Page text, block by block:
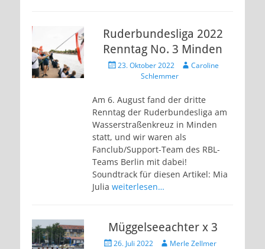
Ruderbundesliga 2022
Renntag No. 3 Minden
Veröffentlicht
23. Oktober 2022 AutorCaroline
Schlemmer
Am 6. August fand der dritte
Renntag der Ruderbundesliga am
Wasserstraßenkreuz in Minden
statt, und wir waren als
Fanclub/Support-Team des RBL-
Teams Berlin mit dabei!
Soundtrack für diesen Artikel: Mia
Julia weiterlesen…
Müggelseeachter x 3
Veröffentlicht
26. Juli 2022 AutorMerle Zellmer